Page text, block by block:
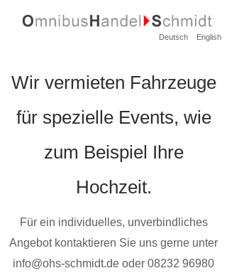
Deutsch English
Wir vermieten Fahrzeuge
für spezielle Events, wie
zum Beispiel Ihre
Hochzeit.
Für ein individuelles, unverbindliches
Angebot kontaktieren Sie uns gerne unter
info@ohs-schmidt.de oder 08232 96980